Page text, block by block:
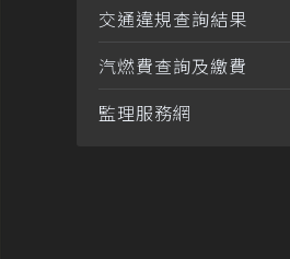
交通違規查詢結果
汽燃費查詢及繳費
監理服務網